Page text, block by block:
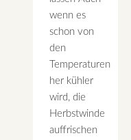
wenn es
schon von
den
Temperaturen
her kühler
wird, die
Herbstwinde
auffrischen